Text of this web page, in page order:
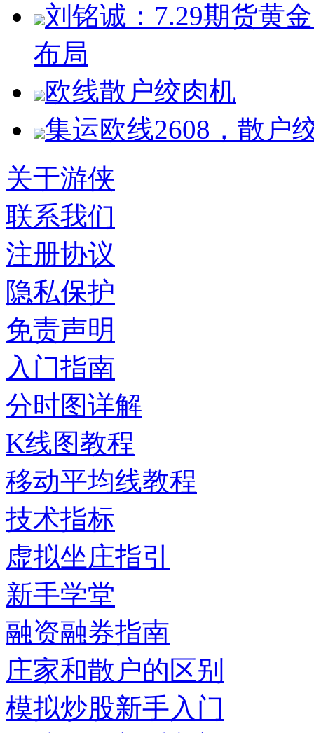
刘铭诚：7.29期货黄
布局
欧线散户绞肉机
集运欧线2608，散户
关于游侠
联系我们
注册协议
隐私保护
免责声明
入门指南
分时图详解
K线图教程
移动平均线教程
技术指标
虚拟坐庄指引
新手学堂
融资融券指南
庄家和散户的区别
模拟炒股新手入门